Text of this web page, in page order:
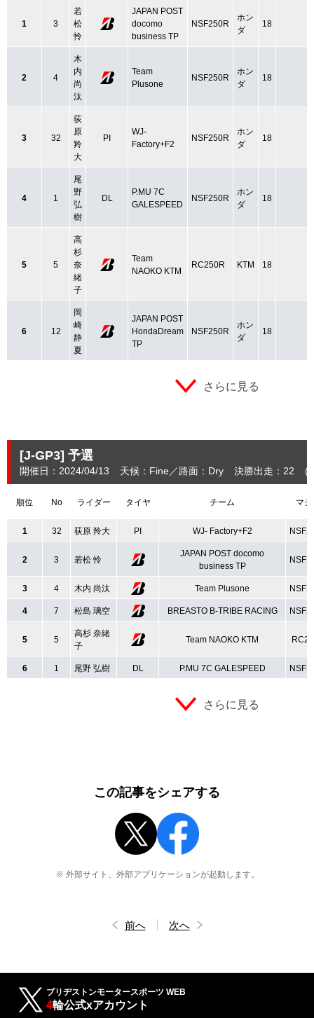
1 3
若
松
怜
JAPAN POST
docomo
business TP
NSF250R
ホン
ダ
18
2 4
木
内
尚
汰
Team
Plusone
NSF250R
ホン
ダ
18
3 32
荻
原
羚
大
PI
WJ‐
Factory+F2
NSF250R
ホン
ダ
18
4 1
尾
野
弘
樹
DL
P.MU 7C
GALESPEED
NSF250R
ホン
ダ
18
5 5
高
杉
奈
緒
子
Team
NAOKO KTM
RC250R KTM 18
6 12
岡
崎
静
夏
JAPAN POST
HondaDream
TP
NSF250R
ホン
ダ
18
さらに見る
[J-GP3] 予選
開催日：2024/04/13 天候：Fine 路面：Dry 決勝出走：22
順位 No ライダー タイヤ チーム マ
1 32 荻原 羚大 PI WJ‐ Factory+F2
2 3 若松 怜
JAPAN POST docomo
business TP
3 4 木内 尚汰 Team Plusone
4 7 松島 璃空 BREASTO B-TRIBE RACING
5 5
高杉 奈緒
子
Team NAOKO KTM
6 1 尾野 弘樹 DL P.MU 7C GALESPEED
さらに見る
この記事をシェアする
※ 外部サイト、外部アプリケーションが起動します。
前へ 次へ
ブリヂストンモータースポーツ WEB
4輪公式xアカウント